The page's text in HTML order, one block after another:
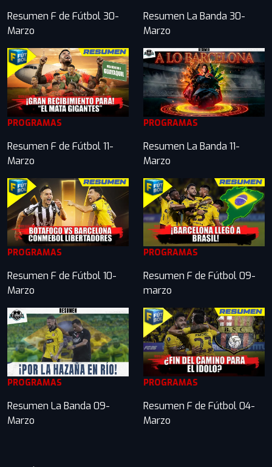
Resumen F de Fútbol 30-
Marzo
Resumen La Banda 30-
Marzo
PROGRAMAS
Resumen F de Fútbol 11-
Marzo
PROGRAMAS
Resumen La Banda 11-
Marzo
PROGRAMAS
Resumen F de Fútbol 10-
Marzo
PROGRAMAS
Resumen F de Fútbol 09-
marzo
PROGRAMAS
Resumen La Banda 09-
Marzo
PROGRAMAS
Resumen F de Fútbol 04-
Marzo